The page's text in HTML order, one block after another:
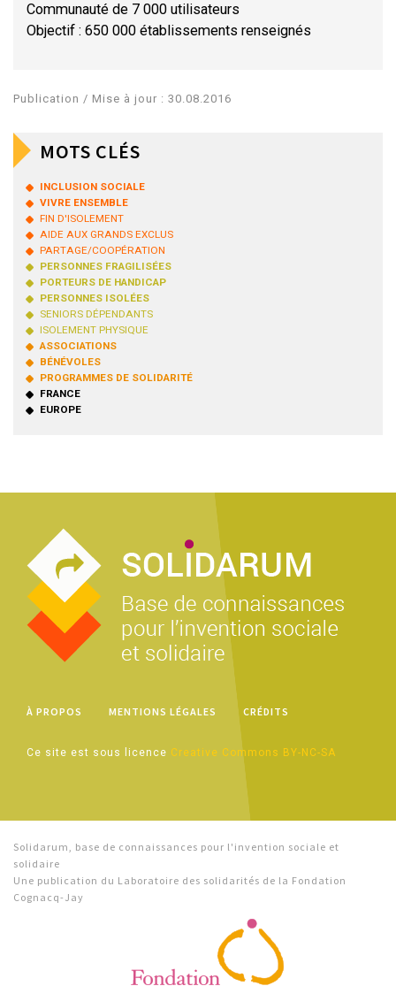
Communauté de 7 000 utilisateurs
Objectif : 650 000 établissements renseignés
Publication / Mise à jour : 30.08.2016
MOTS CLÉS
INCLUSION SOCIALE
VIVRE ENSEMBLE
FIN D'ISOLEMENT
AIDE AUX GRANDS EXCLUS
PARTAGE/COOPÉRATION
PERSONNES FRAGILISÉES
PORTEURS DE HANDICAP
PERSONNES ISOLÉES
SENIORS DÉPENDANTS
ISOLEMENT PHYSIQUE
ASSOCIATIONS
BÉNÉVOLES
PROGRAMMES DE SOLIDARITÉ
FRANCE
EUROPE
À PROPOS MENTIONS LÉGALES CRÉDITS
Ce site est sous licence Creative Commons BY-NC-SA
Solidarum, base de connaissances pour l'invention sociale et
solidaire
Une publication du Laboratoire des solidarités de la Fondation
Cognacq-Jay